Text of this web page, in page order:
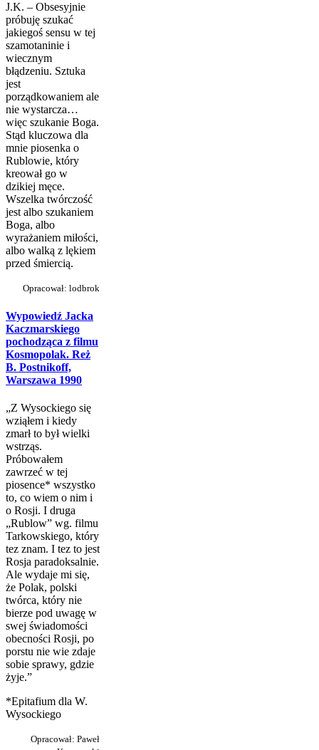
J.K. – Obsesyjnie
próbuję szukać
jakiegoś sensu w tej
szamotaninie i
wiecznym
błądzeniu. Sztuka
jest
porządkowaniem ale
nie wystarcza…
więc szukanie Boga.
Stąd kluczowa dla
mnie piosenka o
Rublowie, który
kreował go w
dzikiej męce.
Wszelka twórczość
jest albo szukaniem
Boga, albo
wyrażaniem miłości,
albo walką z lękiem
przed śmiercią.
Opracował: lodbrok
Wypowiedź Jacka
Kaczmarskiego
pochodząca z filmu
Kosmopolak. Reż
B. Postnikoff,
Warszawa 1990
„Z Wysockiego się
wziąłem i kiedy
zmarł to był wielki
wstrząs.
Próbowałem
zawrzeć w tej
piosence* wszystko
to, co wiem o nim i
o Rosji. I druga
„Rublow” wg. filmu
Tarkowskiego, który
tez znam. I tez to jest
Rosja paradoksalnie.
Ale wydaje mi się,
że Polak, polski
twórca, który nie
bierze pod uwagę w
swej świadomości
obecności Rosji, po
porstu nie wie zdaje
sobie sprawy, gdzie
żyje.”
*Epitafium dla W.
Wysockiego
Opracował: Paweł